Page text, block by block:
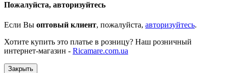
Пожалуйста, авторизуйтесь
Если Вы оптовый клиент, пожалуйста, авторизуйтесь.
Хотите купить это платье в розницу? Наш розничный
интернет-магазин - Ricamare.com.ua
Закрыть